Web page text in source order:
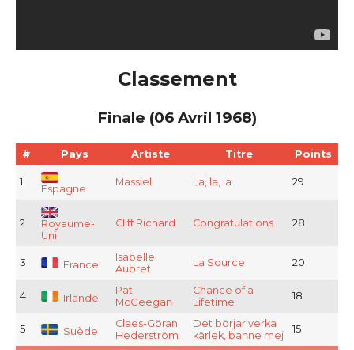
Classement
Finale (06 Avril 1968)
# Pays Artiste Titre Points
1
Espagne
Massiel La, la, la 29
2
Royaume-
Uni
Cliff Richard Congratulations 28
3 France
Isabelle
Aubret
La Source 20
4 Irlande
Pat
McGeegan
Chance of a
Lifetime
18
5 Suède
Claes-Göran
Hederström
Det börjar verka
kärlek, banne mej
15